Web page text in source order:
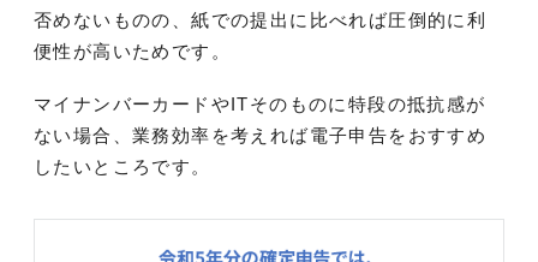
否めないものの、紙での提出に比べれば圧倒的に利
便性が高いためです。
マイナンバーカードやITそのものに特段の抵抗感が
ない場合、業務効率を考えれば電子申告をおすすめ
したいところです。